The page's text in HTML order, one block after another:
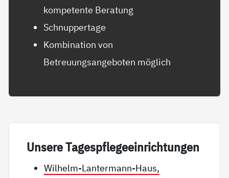
kompetente Beratung
Schnuppertage
Kombination von
Betreuungsangeboten möglich
Un­se­re Ta­gespf­le­ge­ein­rich­tun­gen
Wilhelm-Lantermann-Haus,